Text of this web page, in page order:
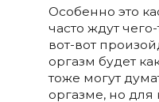
Особенно это
часто ждут
вот-вот
оргазм будет
тоже могут
оргазме, но для